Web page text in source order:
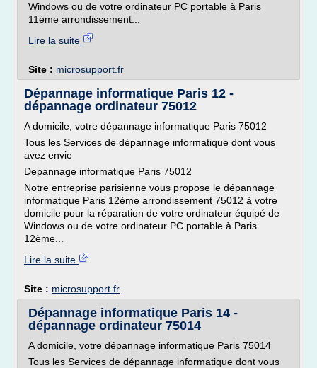
Windows ou de votre ordinateur PC portable à Paris
11ème arrondissement...
Lire la suite
Site : microsupport.fr
Dépannage informatique Paris 12 -
dépannage ordinateur 75012
A domicile, votre dépannage informatique Paris 75012
Tous les Services de dépannage informatique dont vous
avez envie
Depannage informatique Paris 75012
Notre entreprise parisienne vous propose le dépannage
informatique Paris 12ème arrondissement 75012 à votre
domicile pour la réparation de votre ordinateur équipé de
Windows ou de votre ordinateur PC portable à Paris
12ème...
Lire la suite
Site : microsupport.fr
Dépannage informatique Paris 14 -
dépannage ordinateur 75014
A domicile, votre dépannage informatique Paris 75014
Tous les Services de dépannage informatique dont vous